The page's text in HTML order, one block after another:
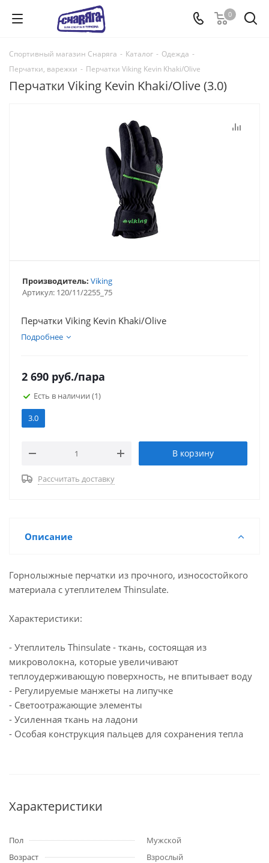
0
Спортивный магазин Снаряга - Каталог - Одежда -
Перчатки, варежки - Перчатки Viking Kevin Khaki/Olive
Перчатки Viking Kevin Khaki/Olive (3.0)
Артикул: 120/11/2255_75
Производитель: Viking
Перчатки Viking Kevin Khaki/Olive
Подробнее
2 690 руб./пара
Есть в наличии (1)
3.0
В корзину
Рассчитать доставку
Описание
Горнолыжные перчатки из прочного, износостойкого
материала с утеплителем Thinsulate.
Характеристики:
- Утеплитель Thinsulate - ткань, состоящая из
микроволокна, которые увеличивают
теплоудерживающую поверхность, не впитывает воду
- Регулируемые манжеты на липучке
- Светоотражающие элементы
- Усиленная ткань на ладони
- Особая конструкция пальцев для сохранения тепла
Характеристики
Пол
Мужской
Возраст
Взрослый